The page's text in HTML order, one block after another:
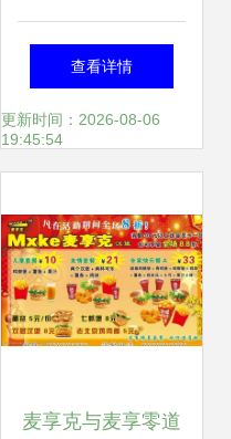
次饼干已变质，麦
飘香、菓子町园
榜”，麦享零道质量
问题引关注
查看详情
更新时间：2026-08-06
19:45:54
麦享克与麦享零道